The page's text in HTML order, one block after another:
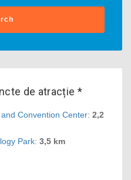
de atracție *
Convention Center: 2,2
Park: 3,5 km